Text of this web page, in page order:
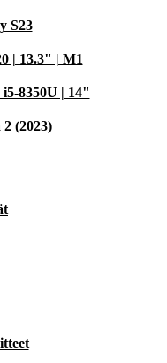
S23
| 13.3" | M1
8350U | 14"
(2023)